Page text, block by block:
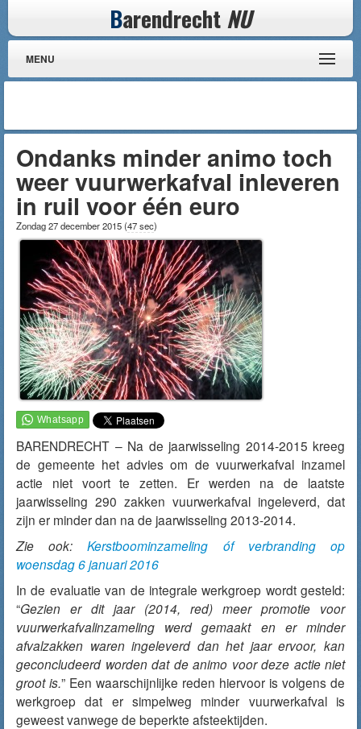
Barendrecht NU
MENU
Ondanks minder animo toch
weer vuurwerkafval inleveren
in ruil voor één euro
Zondag 27 december 2015(47 sec)
BARENDRECHT – Na de jaarwisseling 2014-2015 kreeg
de gemeente het advies om de vuurwerkafval inzamel
actie niet voort te zetten. Er werden na de laatste
jaarwisseling 290 zakken vuurwerkafval ingeleverd, dat
zijn er minder dan na de jaarwisseling 2013-2014.
Zie ook:Kerstboominzameling óf verbranding op
woensdag 6 januari 2016
In de evaluatie van de integrale werkgroep wordt gesteld:
“Gezien er dit jaar (2014, red) meer promotie voor
vuurwerkafvalinzameling werd gemaakt en er minder
afvalzakken waren ingeleverd dan het jaar ervoor, kan
geconcludeerd worden dat de animo voor deze actie niet
groot is.” Een waarschijnlijke reden hiervoor is volgens de
werkgroep dat er simpelweg minder vuurwerkafval is
geweest vanwege de beperkte afsteektijden.